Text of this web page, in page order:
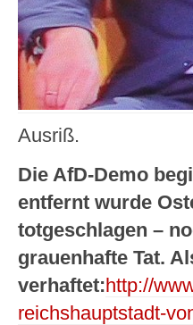
Ausriß.
Die AfD-Demo
entfernt wurde
totgeschlagen –
grauenhafte Tat.
verhaftet:http://
reichshauptstadt-